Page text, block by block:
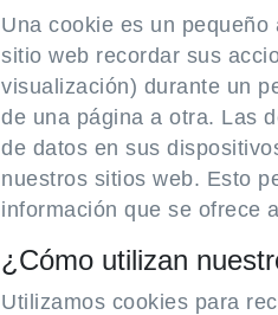
Una cookie es un
sitio web recordar sus
visualización) durante un
de una página a otra. Las
de datos en sus
nuestros sitios web. Esto
información que se ofrece
¿Cómo utilizan
Utilizamos cookies para